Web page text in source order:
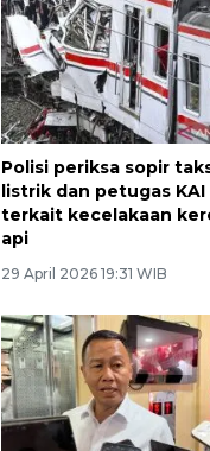
Polisi periksa sopir
listrik dan petugas KAI
terkait kecelakaan
api
29 April 2026 19:31 WIB